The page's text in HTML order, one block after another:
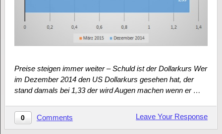
Preise steigen immer weiter – Schuld ist der Dollarkurs Wer
im Dezember 2014 den US Dollarkurs gesehen hat, der
stand damals bei 1,33 der wird Augen machen wenn er …
0 Comments Leave Your Response